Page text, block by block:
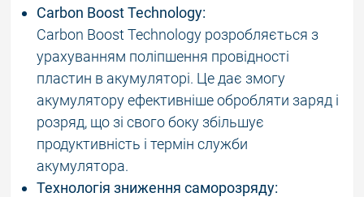
Carbon Boost Technology:
Carbon Boost Technology розробляється з
урахуванням поліпшення провідності
пластин в акумуляторі. Це дає змогу
акумулятору ефективніше обробляти заряд і
розряд, що зі свого боку збільшує
продуктивність і термін служби
акумулятора.
Технологія зниження саморозряду: